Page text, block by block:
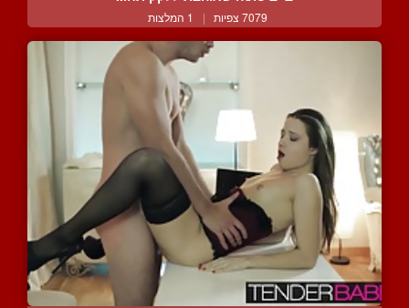
7079 צפיות | 1 המלצות